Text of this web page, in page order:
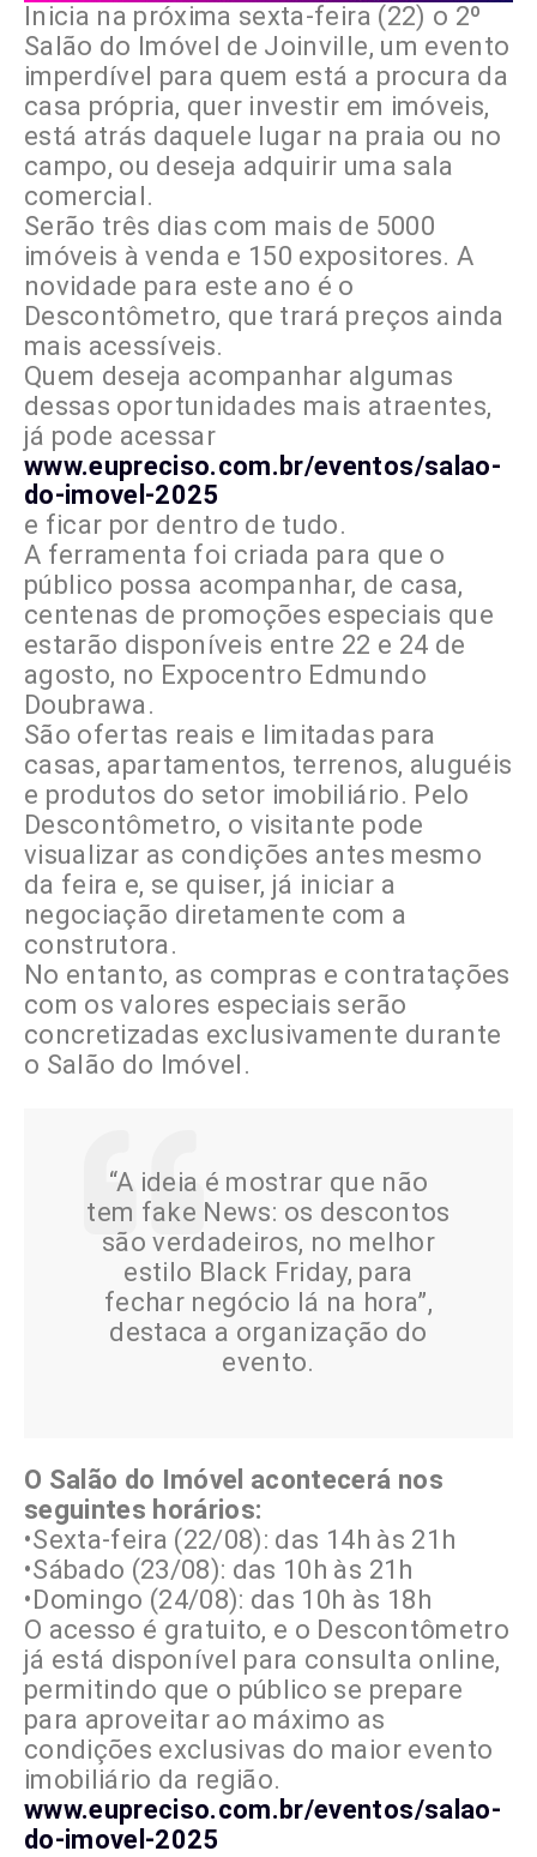
Inicia na próxima sexta-feira (22) o 2º
Salão do Imóvel de Joinville, um evento
imperdível para quem está a procura da
casa própria, quer investir em imóveis,
está atrás daquele lugar na praia ou no
campo, ou deseja adquirir uma sala
comercial.
Serão três dias com mais de 5000
imóveis à venda e 150 expositores. A
novidade para este ano é o
Descontômetro, que trará preços ainda
mais acessíveis.
Quem deseja acompanhar algumas
dessas oportunidades mais atraentes,
já pode acessar
www.eupreciso.com.br/eventos/salao-
do-imovel-2025
e ficar por dentro de tudo.
A ferramenta foi criada para que o
público possa acompanhar, de casa,
centenas de promoções especiais que
estarão disponíveis entre 22 e 24 de
agosto, no Expocentro Edmundo
Doubrawa.
São ofertas reais e limitadas para
casas, apartamentos, terrenos, aluguéis
e produtos do setor imobiliário. Pelo
Descontômetro, o visitante pode
visualizar as condições antes mesmo
da feira e, se quiser, já iniciar a
negociação diretamente com a
construtora.
No entanto, as compras e contratações
com os valores especiais serão
concretizadas exclusivamente durante
o Salão do Imóvel.
“A ideia é mostrar que não
tem fake News: os descontos
são verdadeiros, no melhor
estilo Black Friday, para
fechar negócio lá na hora”,
destaca a organização do
evento.
O Salão do Imóvel acontecerá nos
seguintes horários:
•Sexta-feira (22/08): das 14h às 21h
•Sábado (23/08): das 10h às 21h
•Domingo (24/08): das 10h às 18h
O acesso é gratuito, e o Descontômetro
já está disponível para consulta online,
permitindo que o público se prepare
para aproveitar ao máximo as
condições exclusivas do maior evento
imobiliário da região.
www.eupreciso.com.br/eventos/salao-
do-imovel-2025